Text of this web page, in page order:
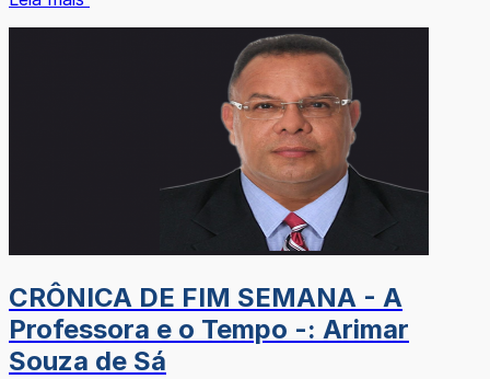
CRÔNICA DE FIM SEMANA - A
Professora e o Tempo -: Arimar
Souza de Sá